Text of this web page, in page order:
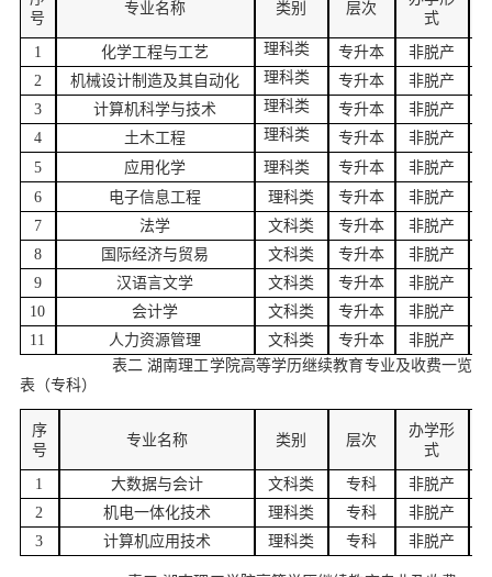
号
专业名称 类别 层次
式
1 化学工程与工艺 理科类 专升本 非脱产
2
机械设计制造及其自动化 理科类 专升本 非脱产
3
计算机科学与技术 理科类 专升本 非脱产
4
土木工程 理科类 专升本 非脱产
5
应用化学 理科类 专升本 非脱产
6
电子信息工程 理科类 专升本 非脱产
7
法学 文科类 专升本 非脱产
8
国际经济与贸易 文科类 专升本 非脱产
9
汉语言文学 文科类 专升本 非脱产
10 会计学 文科类 专升本 非脱产
1 1 人力资源管理 文科类 专升本 非脱产
表二 湖南理工学院高等学历继续教育专业及收费一览
表（专科）
序
号
专业名称 类别 层次
办学形
式
1 大数据与会计 文科类 专科 非脱产
2
机电一体化技术 理科类 专科 非脱产
3
计算机应用技术 理科类 专科 非脱产